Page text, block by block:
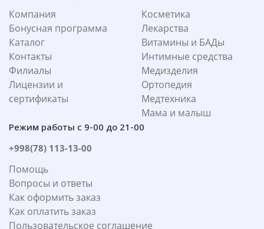
Компания
Бонусная программа
Каталог
Контакты
Филиалы
Лицензии и
сертификаты
Косметика
Лекарства
Витамины и БАДы
Интимные средства
Медизделия
Ортопедия
Медтехника
Мама и малыш
Режим работы с 9-00 до 21-00
+998(78) 113-13-00
Помощь
Вопросы и ответы
Как оформить заказ
Как оплатить заказ
Пользовательское соглашение